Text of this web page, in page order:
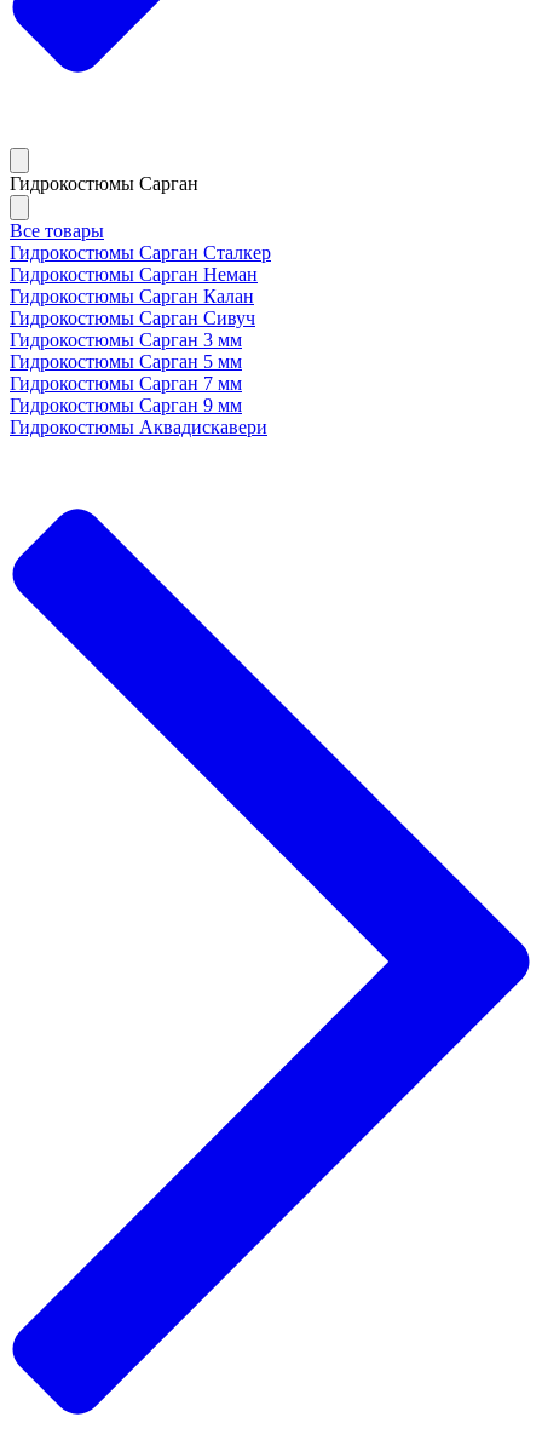
Гидрокостюмы Сарган
Все товары
Гидрокостюмы Сарган Сталкер
Гидрокостюмы Сарган Неман
Гидрокостюмы Сарган Калан
Гидрокостюмы Сарган Сивуч
Гидрокостюмы Сарган 3 мм
Гидрокостюмы Сарган 5 мм
Гидрокостюмы Сарган 7 мм
Гидрокостюмы Сарган 9 мм
Гидрокостюмы Аквадискавери